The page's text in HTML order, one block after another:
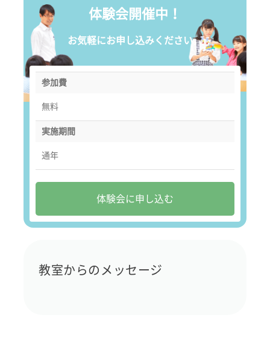
体験会開催中！
お気軽にお申し込みください。
参加費
無料
実施期間
通年
体験会に申し込む
教室からのメッセージ